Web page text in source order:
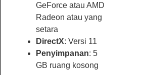
GeForce atau AMD
Radeon atau yang
setara
DirectX: Versi 11
Penyimpanan: 5
GB ruang kosong